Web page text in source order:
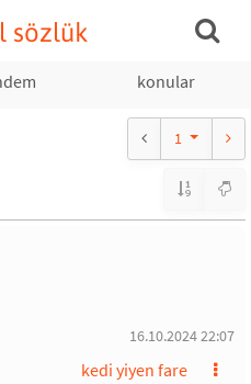
sözlük
konular
1
16.10.2024 22:07
kedi yiyen fare